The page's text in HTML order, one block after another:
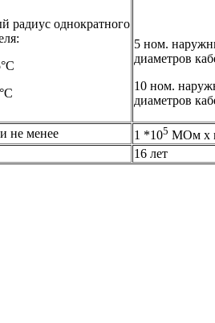
радиус однократного
5 ном.
диаметров
10 ном.
диаметров
не менее 1 *105 МОм х
16 лет